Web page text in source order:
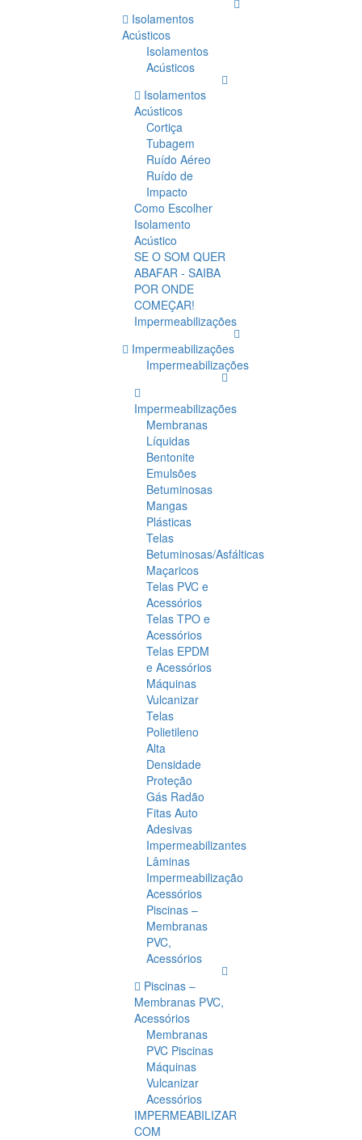
Isolamentos
Acústicos
Isolamentos
Acústicos
Isolamentos
Acústicos
Cortiça
Tubagem
Ruído Aéreo
Ruído de
Impacto
Como Escolher
Isolamento
Acústico
SE O SOM QUER
ABAFAR - SAIBA
POR ONDE
COMEÇAR!
Impermeabilizações
Impermeabilizações
Impermeabilizações
Impermeabilizações
Membranas
Líquidas
Bentonite
Emulsões
Betuminosas
Mangas
Plásticas
Telas
Betuminosas/Asfálticas
Maçaricos
Telas PVC e
Acessórios
Telas TPO e
Acessórios
Telas EPDM
e Acessórios
Máquinas
Vulcanizar
Telas
Polietileno
Alta
Densidade
Proteção
Gás Radão
Fitas Auto
Adesivas
Impermeabilizantes
Lâminas
Impermeabilização
Acessórios
Piscinas –
Membranas
PVC,
Acessórios
Piscinas –
Membranas PVC,
Acessórios
Membranas
PVC Piscinas
Máquinas
Vulcanizar
Acessórios
IMPERMEABILIZAR
COM